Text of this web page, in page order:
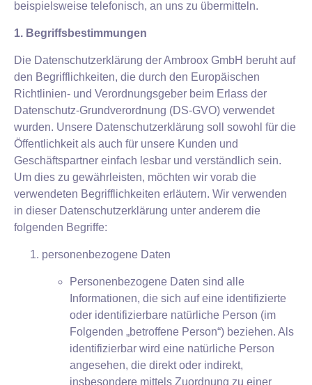
beispielsweise telefonisch, an uns zu übermitteln.
1. Begriffsbestimmungen
Die Datenschutzerklärung der Ambroox GmbH beruht auf
den Begrifflichkeiten, die durch den Europäischen
Richtlinien- und Verordnungsgeber beim Erlass der
Datenschutz-Grundverordnung (DS-GVO) verwendet
wurden. Unsere Datenschutzerklärung soll sowohl für die
Öffentlichkeit als auch für unsere Kunden und
Geschäftspartner einfach lesbar und verständlich sein.
Um dies zu gewährleisten, möchten wir vorab die
verwendeten Begrifflichkeiten erläutern. Wir verwenden
in dieser Datenschutzerklärung unter anderem die
folgenden Begriffe:
personenbezogene Daten
Personenbezogene Daten sind alle
Informationen, die sich auf eine identifizierte
oder identifizierbare natürliche Person (im
Folgenden „betroffene Person“) beziehen. Als
identifizierbar wird eine natürliche Person
angesehen, die direkt oder indirekt,
insbesondere mittels Zuordnung zu einer